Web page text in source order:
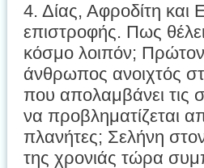
4. Δίας, Αφροδίτη και
επιστροφής. Πως
κόσμο λοιπόν;
άνθρωπος ανοιχτός
που απολαμβάνει τις
να προβληματίζεται
πλανήτες; Σελήνη
της χρονιάς τώρα